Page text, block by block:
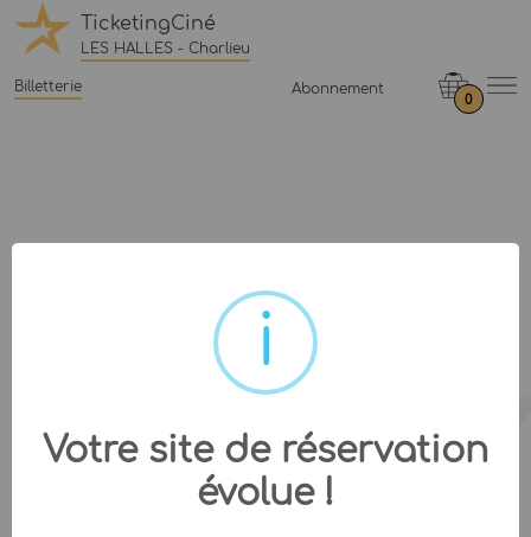
TicketingCiné
LES HALLES - Charlieu
Billetterie Abonnement
0
Votre site de réservation
évolue !